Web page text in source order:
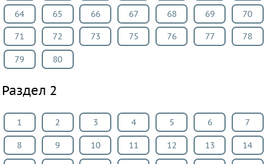
ИЗО
Литература
Окружающий
мир
и
Технология
Испанский
язык
64 65 66 67 68 69 70
71 72 73 75 76 77 78
79 80
Раздел 2
1 2 3 4 5 6 7
8 9 10 11 12 13 14